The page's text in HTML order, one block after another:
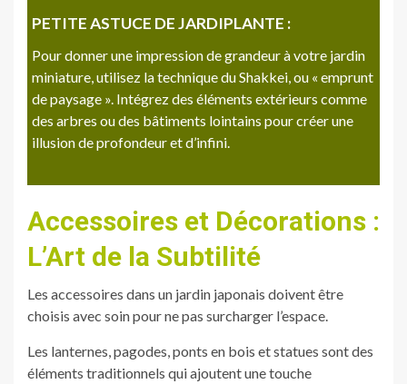
PETITE ASTUCE DE JARDIPLANTE :
Pour donner une impression de grandeur à votre jardin
miniature, utilisez la technique du Shakkei, ou « emprunt
de paysage ». Intégrez des éléments extérieurs comme
des arbres ou des bâtiments lointains pour créer une
illusion de profondeur et d’infini.
Accessoires et Décorations :
L’Art de la Subtilité
Les accessoires dans un jardin japonais doivent être
choisis avec soin pour ne pas surcharger l’espace.
Les lanternes, pagodes, ponts en bois et statues sont des
éléments traditionnels qui ajoutent une touche